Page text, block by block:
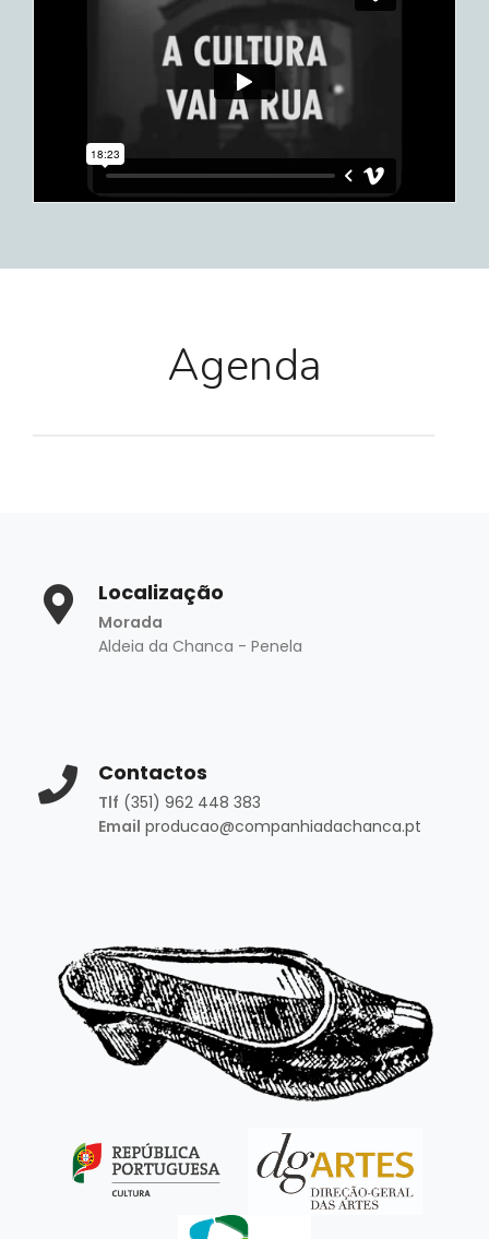
Agenda
Localização
Morada
Aldeia da Chanca - Penela
Contactos
Tlf (351) 962 448 383
Email producao@companhiadachanca.pt